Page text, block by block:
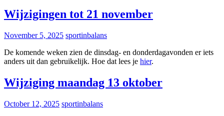
Wijzigingen tot 21 november
November 5, 2025 sportinbalans
De komende weken zien de dinsdag- en donderdagavonden er iets
anders uit dan gebruikelijk. Hoe dat lees je hier.
Wijziging maandag 13 oktober
October 12, 2025 sportinbalans